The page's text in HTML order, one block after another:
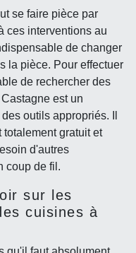
se faire pièce par
ces interventions au
de changer
la pièce. Pour effectuer
de rechercher des
est un
outils appropriés. Il
gratuit et
d'autres
coup de fil.
sur les
cuisines à